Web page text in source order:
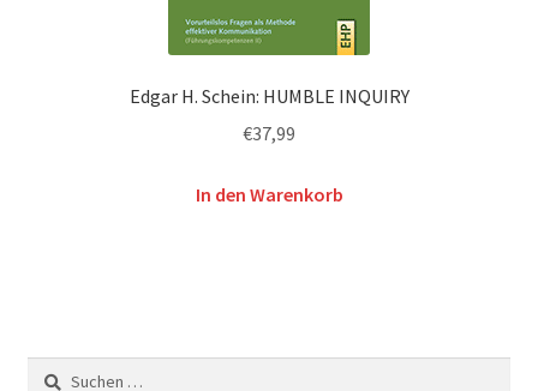
Edgar H. Schein: HUMBLE INQUIRY
€37,99
In den Warenkorb
Suchen